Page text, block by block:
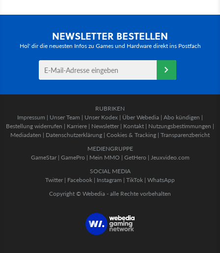
NEWSLETTER BESTELLEN
Hol' dir die neuesten Infos zu Games und Hardware direkt ins Postfach
RUBRIKEN
Impressum | Unser Team | Unser Kodex | Über Webedia | Abo kündigen |
Bestellung widerrufen | Karriere | Newsletter | Kontakt | Nutzungsbestimmungen |
Mediadaten | Datenschutzerklärung | Cookies & Tracking | Transparenzbericht
MEDIENGRUPPE
GameStar| GamePro | Mein MMO | GetHero | Jeuxvideo.com
SOCIAL MEDIA
Twitter | Facebook | Instagram | TikTok | WhatsApp
Copyright © Webedia - alle Rechte vorbehalten